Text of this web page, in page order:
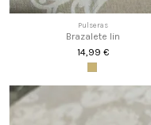
Pulseras
Brazalete lin
14,99 €